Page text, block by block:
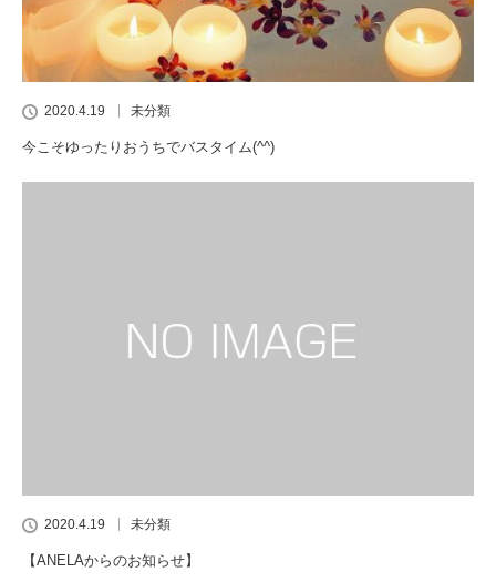
2020.4.19 未分類
今こそゆったりおうちでバスタイム(^^)
2020.4.19 未分類
【ANELAからのお知らせ】